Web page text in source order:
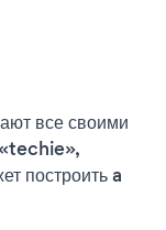
все своими
построить a